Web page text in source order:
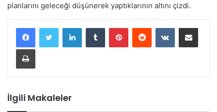
planlarını geleceği düşünerek yaptıklarının altını çizdi.
İlgili Makaleler